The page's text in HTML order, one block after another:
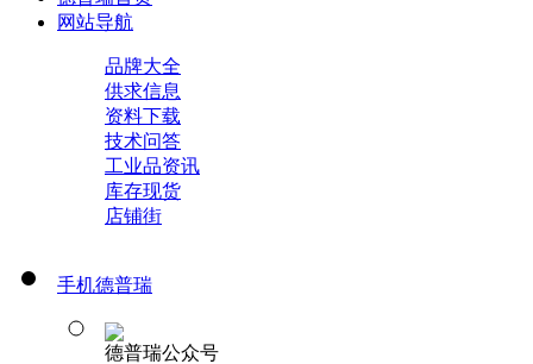
网站导航
品牌大全
供求信息
资料下载
技术问答
工业品资讯
库存现货
店铺街
手机德普瑞
德普瑞公众号